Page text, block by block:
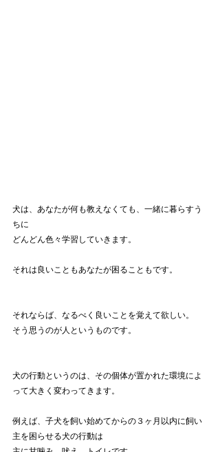
犬は、あなたが何も教えなくても、一緒に暮らすう
ちに
どんどん色々学習していきます。
それは良いこともあなたが困ることもです。
それならば、なるべく良いことを覚えて欲しい。
そう思うのが人というものです。
犬の行動というのは、その個体が置かれた環境によ
って大きく変わってきます。
例えば、子犬を飼い始めてからの３ヶ月以内に飼い
主を困らせる犬の行動は